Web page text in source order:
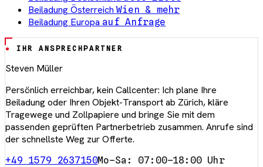
Beiladung Österreich Wien & mehr
Beiladung Europa auf Anfrage
IHR ANSPRECHPARTNER
Steven Müller
Persönlich erreichbar, kein Callcenter: Ich plane Ihre
Beiladung oder Ihren Objekt-Transport ab Zürich, kläre
Tragewege und Zollpapiere und bringe Sie mit dem
passenden geprüften Partnerbetrieb zusammen. Anrufe sind
der schnellste Weg zur Offerte.
+49 1579 2637150Mo–Sa: 07:00–18:00 Uhr